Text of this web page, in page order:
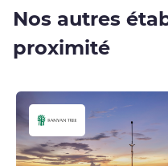
Nos autres
proximité